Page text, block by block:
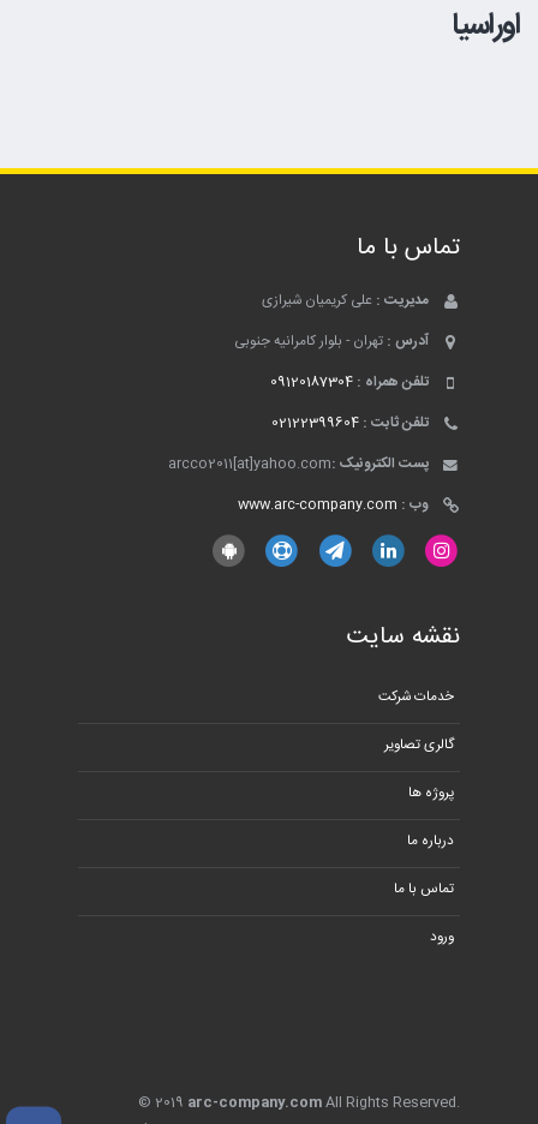
اوراسیا
تماس با ما
مدیریت : علی کریمیان شیرازی
آدرس : تهران - بلوار کامرانیه جنوبی
تلفن همراه : 09120187304
تلفن ثابت : 02122399604
پست الکترونیک :arcco2011[at]yahoo.com
وب : www.arc-company.com
نقشه سایت
خدمات شرکت
گالری تصاویر
پروژه ها
درباره ما
تماس با ما
ورود
© 2019 arc-company.comAll Rights Reserved.